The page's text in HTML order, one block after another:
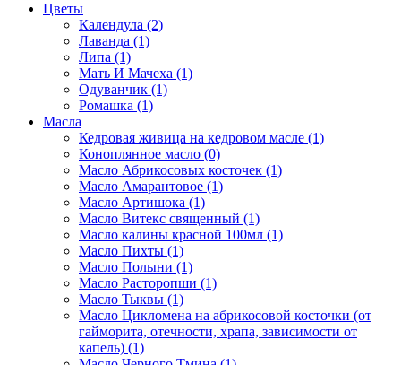
Цветы
Календула (2)
Лаванда (1)
Липа (1)
Мать И Мачеха (1)
Одуванчик (1)
Ромашка (1)
Масла
Кедровая живица на кедровом масле (1)
Коноплянное масло (0)
Масло Абрикосовых косточек (1)
Масло Амарантовое (1)
Масло Артишока (1)
Масло Витекс священный (1)
Масло калины красной 100мл (1)
Масло Пихты (1)
Масло Полыни (1)
Масло Расторопши (1)
Масло Тыквы (1)
Масло Цикломена на абрикосовой косточки (от
гайморита, отечности, храпа, зависимости от
капель) (1)